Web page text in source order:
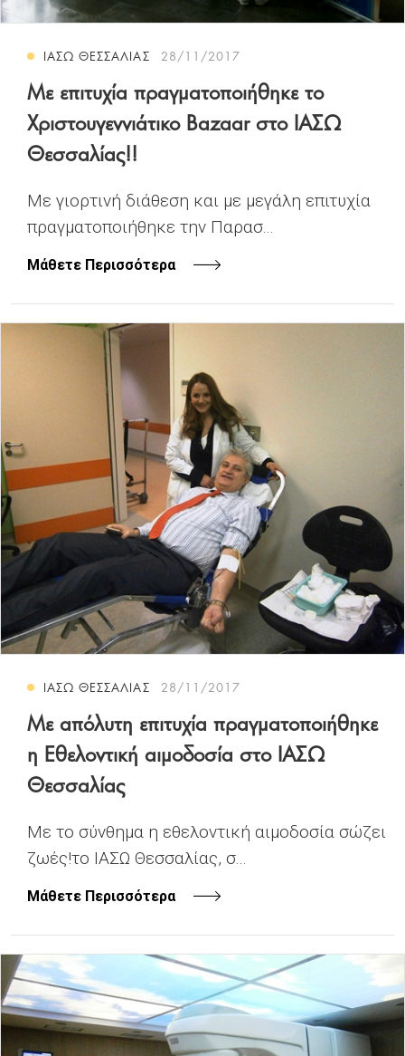
ΙΑΣΩ ΘΕΣΣΑΛΙΑΣ 28/11/2017
Με επιτυχία πραγματοποιήθηκε το
Χριστουγεννιάτικο Bazaar στο ΙΑΣΩ
Θεσσαλίας!!
Με γιορτινή διάθεση και με μεγάλη επιτυχία
πραγματοποιήθηκε την Παρασ...
Μάθετε Περισσότερα
ΙΑΣΩ ΘΕΣΣΑΛΙΑΣ 28/11/2017
Με απόλυτη επιτυχία πραγματοποιήθηκε
η Εθελοντική αιμοδοσία στο ΙΑΣΩ
Θεσσαλίας
Με το σύνθημα η εθελοντική αιμοδοσία σώζει
ζωές!το ΙΑΣΩ Θεσσαλίας, σ...
Μάθετε Περισσότερα